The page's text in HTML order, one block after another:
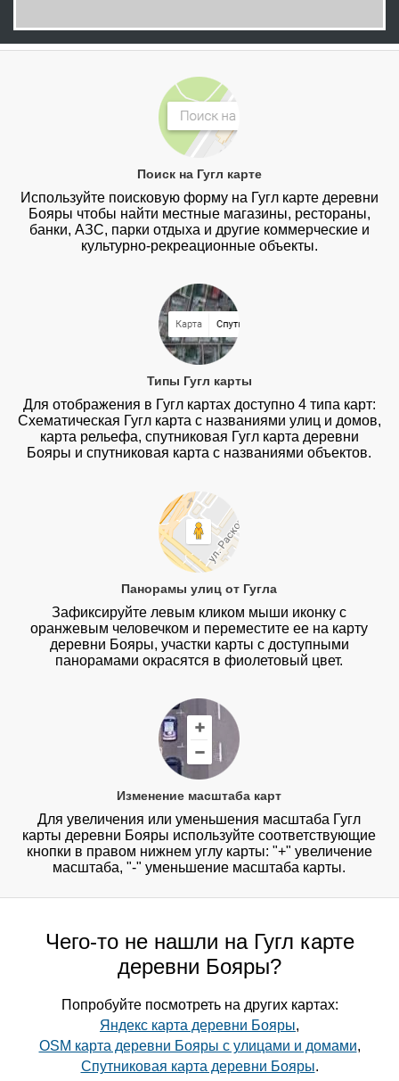
Поиск на Гугл карте
Используйте поисковую форму на Гугл карте деревни
Бояры чтобы найти местные магазины, рестораны,
банки, АЗС, парки отдыха и другие коммерческие и
культурно-рекреационные объекты.
Типы Гугл карты
Для отображения в Гугл картах доступно 4 типа карт:
Схематическая Гугл карта с названиями улиц и домов,
карта рельефа, спутниковая Гугл карта деревни
Бояры и спутниковая карта с названиями объектов.
Панорамы улиц от Гугла
Зафиксируйте левым кликом мыши иконку с
оранжевым человечком и переместите ее на карту
деревни Бояры, участки карты с доступными
панорамами окрасятся в фиолетовый цвет.
Изменение масштаба карт
Для увеличения или уменьшения масштаба Гугл
карты деревни Бояры используйте соответствующие
кнопки в правом нижнем углу карты: "+" увеличение
масштаба, "-" уменьшение масштаба карты.
Чего-то не нашли на Гугл карте
деревни Бояры?
Попробуйте посмотреть на других картах:
Яндекс карта деревни Бояры,
OSM карта деревни Бояры с улицами и домами,
Спутниковая карта деревни Бояры.